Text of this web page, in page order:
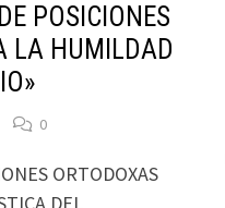
POSICIONES
LA HUMILDAD
0
ORTODOXAS